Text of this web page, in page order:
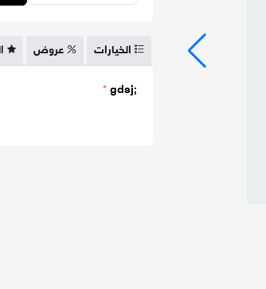
الخيارات عروض
;gdsj
*